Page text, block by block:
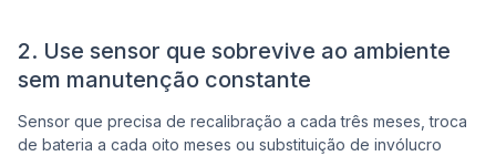
2. Use sensor que sobrevive ao ambiente
sem manutenção constante
Sensor que precisa de recalibração a cada três meses, troca
de bateria a cada oito meses ou substituição de invólucro